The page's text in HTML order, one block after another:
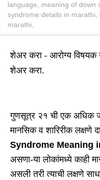
language, meaning of down
syndrome details in
marathi,
शेअर करा - आरोग्य विषयक
शेअर करा.
गुणसूत्र २१ ची एक अधिक
मानसिक व शारिरीक लक्षणे
Syndrome Meaning
असणा-या लोकांमध्ये काही
असली तरी त्याची लक्षणे